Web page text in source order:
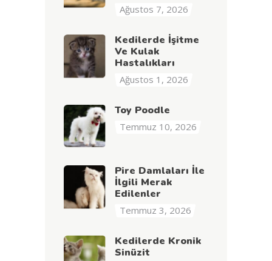
Ağustos 7, 2026
Kedilerde İşitme
Ve Kulak
Hastalıkları
Ağustos 1, 2026
Toy Poodle
Temmuz 10, 2026
Pire Damlaları İle
İlgili Merak
Edilenler
Temmuz 3, 2026
Kedilerde Kronik
Sinüzit